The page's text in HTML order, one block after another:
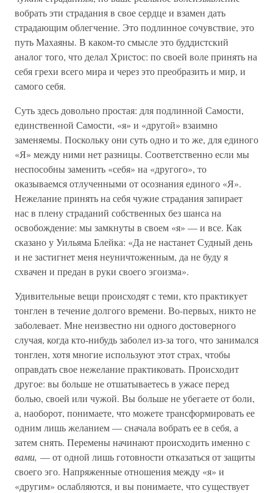
вобрать эти страдания в свое сердце и взамен дать
страдающим облегчение. Это подлинное сочувствие, это
путь Махаяны. В каком-то смысле это буддистский
аналог того, что делал Христос: по своей воле принять на
себя грехи всего мира и через это преобразить и мир, и
самого себя.
Суть здесь довольно простая: для подлинной Самости,
единственной Самости, «я» и «другой» взаимно
заменяемы. Поскольку они суть одно и то же, для единого
«Я» между ними нет разницы. Соответственно если мы
неспособны заменить «себя» на «другого», то
оказываемся отлученными от осознания единого «Я».
Нежелание принять на себя чужие страдания запирает
нас в плену страданий собственных без шанса на
освобождение: мы замкнуты в своем «я» — и все. Как
сказано у Уильяма Блейка: «Да не настанет Судный день
и не застигнет меня неуничтоженным, да не буду я
схвачен и предан в руки своего эгоизма».
Удивительные вещи происходят с теми, кто практикует
тонглен в течение долгого времени. Во-первых, никто не
заболевает. Мне неизвестно ни одного достоверного
случая, когда кто-нибудь заболел из-за того, что занимался
тонглен, хотя многие используют этот страх, чтобы
оправдать свое нежелание практиковать. Происходит
другое: вы больше не отшатываетесь в ужасе перед
болью, своей или чужой. Вы больше не убегаете от боли,
а, наоборот, понимаете, что можете трансформировать ее
одним лишь желанием — сначала вобрать ее в себя, а
затем снять. Перемены начинают происходить именно с
вами, — от одной лишь готовности отказаться от защиты
своего эго. Напряженные отношения между «я» и
«другим» ослабляются, и вы понимаете, что существует